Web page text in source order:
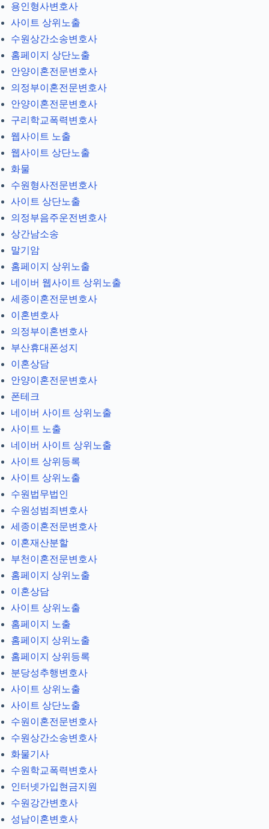
용인형사변호사
사이트 상위노출
수원상간소송변호사
홈페이지 상단노출
안양이혼전문변호사
의정부이혼전문변호사
안양이혼전문변호사
구리학교폭력변호사
웹사이트 노출
웹사이트 상단노출
화물
수원형사전문변호사
사이트 상단노출
의정부음주운전변호사
상간남소송
말기암
홈페이지 상위노출
네이버 웹사이트 상위노출
세종이혼전문변호사
이혼변호사
의정부이혼변호사
부산휴대폰성지
이혼상담
안양이혼전문변호사
폰테크
네이버 사이트 상위노출
사이트 노출
네이버 사이트 상위노출
사이트 상위등록
사이트 상위노출
수원법무법인
수원성범죄변호사
세종이혼전문변호사
이혼재산분할
부천이혼전문변호사
홈페이지 상위노출
이혼상담
사이트 상위노출
홈페이지 노출
홈페이지 상위노출
홈페이지 상위등록
분당성추행변호사
사이트 상위노출
사이트 상단노출
수원이혼전문변호사
수원상간소송변호사
화물기사
수원학교폭력변호사
인터넷가입현금지원
수원강간변호사
성남이혼변호사